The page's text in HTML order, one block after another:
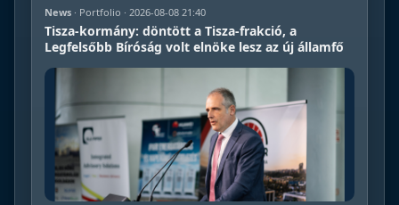
News · Portfolio · 2026-08-08 21:40
Tisza-kormány: döntött a Tisza-frakció, a
Legfelsőbb Bíróság volt elnöke lesz az új államfő